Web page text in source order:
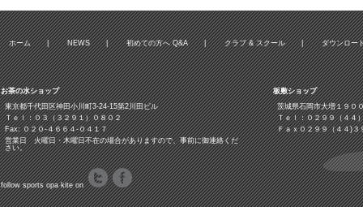
ホーム | NEWS | 初めての方へ Q&A | クラブ & スクール | ダウンロー
お茶の水ショップ
東京都千代田区神田小川町3‐24‐15第2川田ビル
Ｔｅｌ：０３（３２９１）０８０２
Fax: ０２０-４６６４-０４１７
営業日 火曜日・木曜日不在の場合がありますので、事前に御連絡くだ
さい。
follow sports opa kite on
板敷ショップ
茨城県石岡市大増１９０
Ｔｅｌ：０２９９（４４
Ｆａｘ０２９９（４４)３